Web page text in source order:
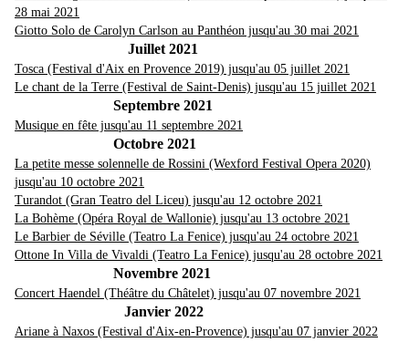
28 mai 2021
Giotto Solo de Carolyn Carlson au Panthéon jusqu'au 30 mai 2021
Juillet 2021
Tosca (Festival d'Aix en Provence 2019) jusqu'au 05 juillet 2021
Le chant de la Terre (Festival de Saint-Denis) jusqu'au 15 juillet 2021
Septembre 2021
Musique en fête jusqu'au 11 septembre 2021
Octobre 2021
La petite messe solennelle de Rossini (Wexford Festival Opera 2020)
jusqu'au 10 octobre 2021
Turandot (Gran Teatro del Liceu) jusqu'au 12 octobre 2021
La Bohème (Opéra Royal de Wallonie) jusqu'au 13 octobre 2021
Le Barbier de Séville (Teatro La Fenice) jusqu'au 24 octobre 2021
Ottone In Villa de Vivaldi (Teatro La Fenice) jusqu'au 28 octobre 2021
Novembre 2021
Concert Haendel (Théâtre du Châtelet) jusqu'au 07 novembre 2021
Janvier 2022
Ariane à Naxos (Festival d'Aix-en-Provence) jusqu'au 07 janvier 2022